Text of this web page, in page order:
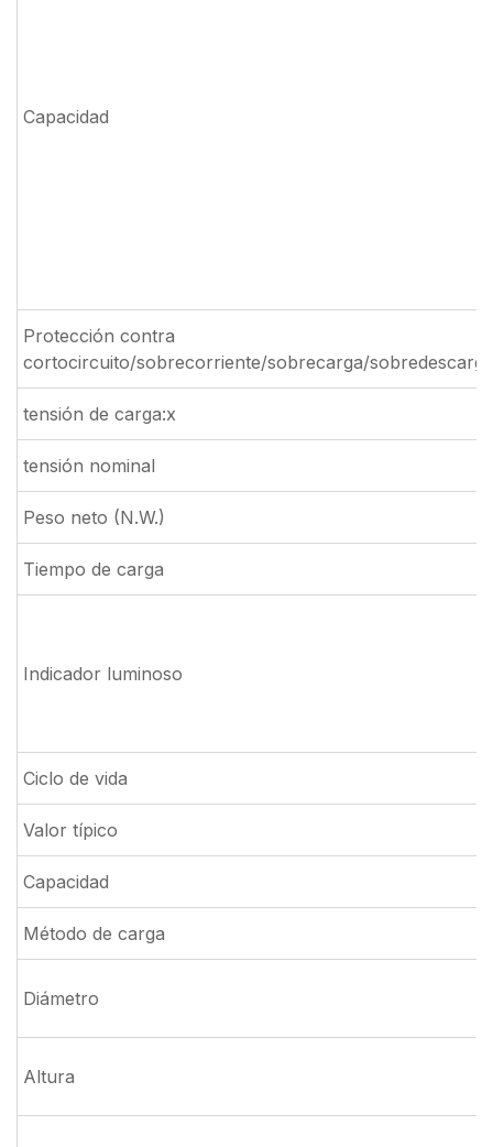
Capacidad
Protección contra
cortocircuito/sobrecorriente/sobrecarga/sobredescarga
tensión de carga:x
tensión nominal
Peso neto (N.W.)
Tiempo de carga
Indicador luminoso
Ciclo de vida
Valor típico
Capacidad
Método de carga
Diámetro
Altura